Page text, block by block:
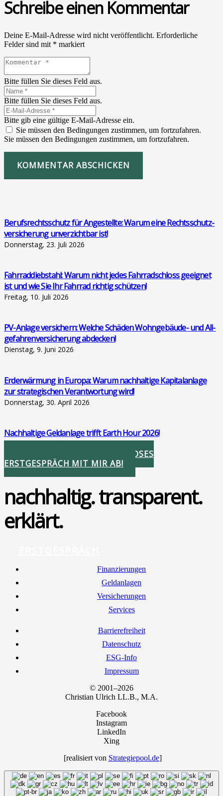
Schreibe einen Kommentar
Deine E-Mail-Adresse wird nicht veröffentlicht. Erforderliche
Felder sind mit * markiert
Bitte füllen Sie dieses Feld aus.
Bitte füllen Sie dieses Feld aus.
Bitte gib eine gültige E-Mail-Adresse ein.
Sie müssen den Bedingungen zustimmen, um fortzufahren.
Sie müssen den Bedingungen zustimmen, um fortzufahren.
KOMMENTAR ABSCHICKEN
Berufs­rechts­schutz für Ange­stell­te: War­um eine Rechts­schutz­
ver­si­che­rung unver­zicht­bar ist!
Donnerstag, 23. Juli 2026
Fahr­rad­dieb­stahl: War­um nicht jedes Fahr­rad­schloss geeig­net
ist und wie Sie Ihr Fahr­rad rich­tig schüt­zen!
Freitag, 10. Juli 2026
PV-Anla­ge ver­si­chern: Wel­che Schä­den Wohn­ge­bäu­de- und All­
ge­fah­ren­ver­si­che­rung abde­cken!
Dienstag, 9. Juni 2026
Erd­er­wär­mung in Euro­pa: War­um nach­hal­ti­ge Kapi­tal­an­la­ge
zur stra­te­gi­schen Ver­ant­wor­tung wird!
Donnerstag, 30. April 2026
Nach­hal­ti­ge Geld­an­la­ge trifft Earth Hour 2026!
Donnerstag, 26. März 2026
STIMMEN SIE IHR KOSTENLOSES
ERSTGESPRÄCH MIT MIR AB!
nachhaltig. transparent.
erklärt.
Finan­zie­run­gen
Geld­an­la­gen
Ver­si­che­run­gen
Ser­vices
Bar­rie­re­frei­heit
Daten­schutz
ESG-Info
Impres­sum
© 2001–2026
Chris­ti­an Ulrich LL.B., M.A.
Facebook
Instagram
LinkedIn
Xing
[rea­li­siert von Strategiepool.de]